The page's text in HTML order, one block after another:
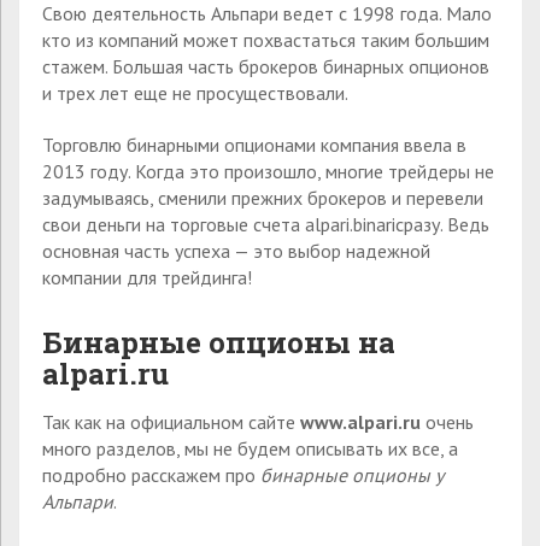
Свою деятельность Альпари ведет с 1998 года. Мало
кто из компаний может похвастаться таким большим
стажем. Большая часть брокеров бинарных опционов
и трех лет еще не просуществовали.
Торговлю бинарными опционами компания ввела в
2013 году. Когда это произошло, многие трейдеры не
задумываясь, сменили прежних брокеров и перевели
свои деньги на торговые счета alpari.binariсразу. Ведь
основная часть успеха — это выбор надежной
компании для трейдинга!
Бинарные опционы на
alpari.ru
Так как на официальном сайте www.alpari.ru очень
много разделов, мы не будем описывать их все, а
подробно расскажем про бинарные опционы у
Альпари.